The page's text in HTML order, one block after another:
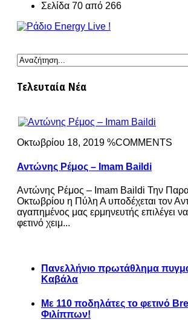
Σελίδα 70 από 266
Τελευταία Νέα
Οκτωβρίου 18, 2019 %COMMENTS
Αντώνης Ρέμος – Imam Baildi
Αντώνης Ρέμος – Imam Baildi Την
Οκτωβρίου η Πύλη Α υποδέχεται τον
αγαπημένος μας ερμηνευτής επιλέγει
φετινό χειμ...
Πανελλήνιο πρωτάθλημα
Καβάλα
Με 110 ποδηλάτες το φετινό
Φιλίππων!